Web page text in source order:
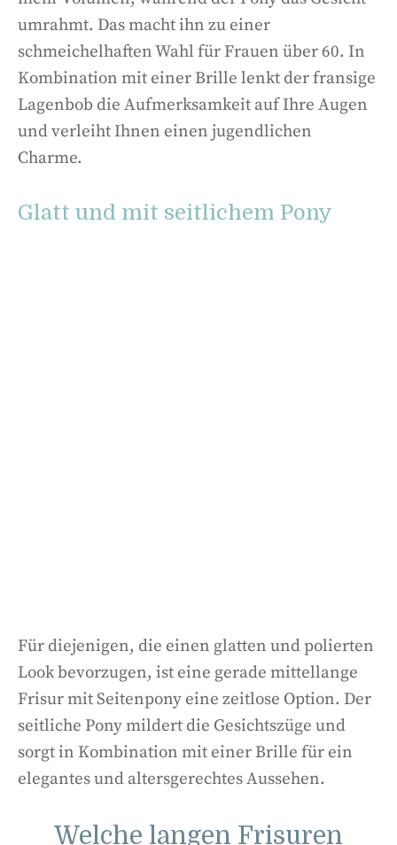
umrahmt. Das macht ihn zu einer
schmeichelhaften Wahl für Frauen über 60. In
Kombination mit einer Brille lenkt der fransige
Lagenbob die Aufmerksamkeit auf Ihre Augen
und verleiht Ihnen einen jugendlichen
Charme.
Glatt und mit seitlichem Pony
Für diejenigen, die einen glatten und polierten
Look bevorzugen, ist eine gerade mittellange
Frisur mit Seitenpony eine zeitlose Option. Der
seitliche Pony mildert die Gesichtszüge und
sorgt in Kombination mit einer Brille für ein
elegantes und altersgerechtes Aussehen.
Welche langen Frisuren